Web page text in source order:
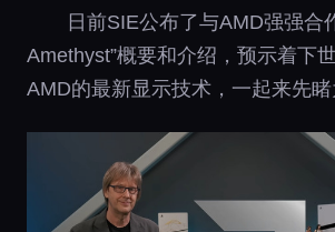
日前SIE公布了与AMD强强合
Amethyst”概要和介绍，预示着下
AMD的最新显示技术，一起来先睹